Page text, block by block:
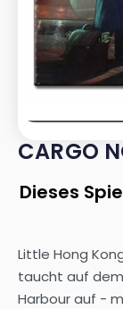
CARGO
Dieses
Little Hong
taucht auf
Harbour auf -